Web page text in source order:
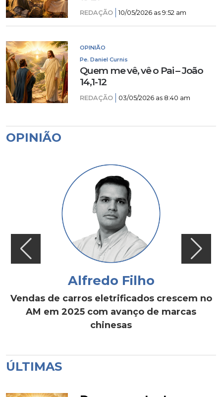
REDAÇÃO 10/05/2026 as 9:52 am
OPINIÃO
Pe. Daniel Curnis
Quem me vê, vê o Pai – João
14,1-12
REDAÇÃO 03/05/2026 as 8:40 am
OPINIÃO
Alfredo Filho
Vendas de carros eletrificados crescem no
AM em 2025 com avanço de marcas
chinesas
ÚLTIMAS